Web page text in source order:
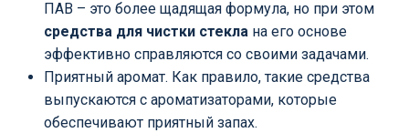
ПАВ – это более щадящая формула, но при этом
средства для чистки стекла на его основе
эффективно справляются со своими задачами.
Приятный аромат. Как правило, такие средства
выпускаются с ароматизаторами, которые
обеспечивают приятный запах.